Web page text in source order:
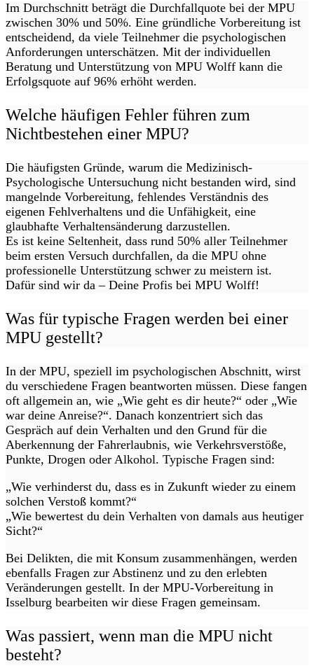
Im Durchschnitt beträgt die Durchfallquote bei der MPU
zwischen 30% und 50%. Eine gründliche Vorbereitung ist
entscheidend, da viele Teilnehmer die psychologischen
Anforderungen unterschätzen. Mit der individuellen
Beratung und Unterstützung von MPU Wolff kann die
Erfolgsquote auf 96% erhöht werden.
Welche häufigen Fehler führen zum
Nichtbestehen einer MPU?
Die häufigsten Gründe, warum die Medizinisch-
Psychologische Untersuchung nicht bestanden wird, sind
mangelnde Vorbereitung, fehlendes Verständnis des
eigenen Fehlverhaltens und die Unfähigkeit, eine
glaubhafte Verhaltensänderung darzustellen.
Es ist keine Seltenheit, dass rund 50% aller Teilnehmer
beim ersten Versuch durchfallen, da die MPU ohne
professionelle Unterstützung schwer zu meistern ist.
Dafür sind wir da – Deine Profis bei MPU Wolff!
Was für typische Fragen werden bei einer
MPU gestellt?
In der MPU, speziell im psychologischen Abschnitt, wirst
du verschiedene Fragen beantworten müssen. Diese fangen
oft allgemein an, wie „Wie geht es dir heute?“ oder „Wie
war deine Anreise?“. Danach konzentriert sich das
Gespräch auf dein Verhalten und den Grund für die
Aberkennung der Fahrerlaubnis, wie Verkehrsverstöße,
Punkte, Drogen oder Alkohol. Typische Fragen sind:
„Wie verhinderst du, dass es in Zukunft wieder zu einem
solchen Verstoß kommt?“
„Wie bewertest du dein Verhalten von damals aus heutiger
Sicht?“
Bei Delikten, die mit Konsum zusammenhängen, werden
ebenfalls Fragen zur Abstinenz und zu den erlebten
Veränderungen gestellt. In der MPU-Vorbereitung in
Isselburg bearbeiten wir diese Fragen gemeinsam.
Was passiert, wenn man die MPU nicht
besteht?